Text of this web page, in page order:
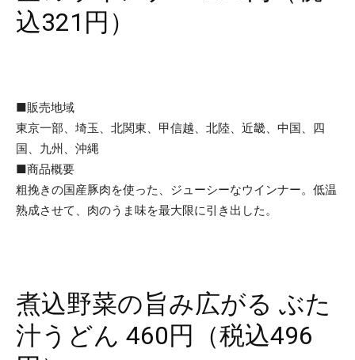
込321円）
■販売地域
東京一部、埼玉、北関東、甲信越、北陸、近畿、中国、四
国、九州、沖縄
■商品概要
粗挽きの国産豚肉を使った、ジューシーなウインナー。低温
熟成させて、肉のうま味を最大限に引き出した。
煮込野菜の旨み広がる ぶた
汁うどん 460円（税込496